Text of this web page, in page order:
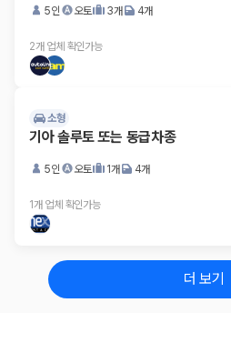
5인
오토 3개 4개
2개 업체 확인가능
소형
기아 솔루토 또는 동급차종
5인 오토 1개 4개
1개 업체 확인가능
더 보기